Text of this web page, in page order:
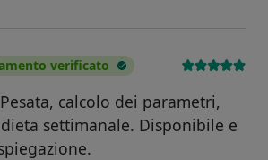
verificato
calcolo dei parametri,
settimanale. Disponibile e